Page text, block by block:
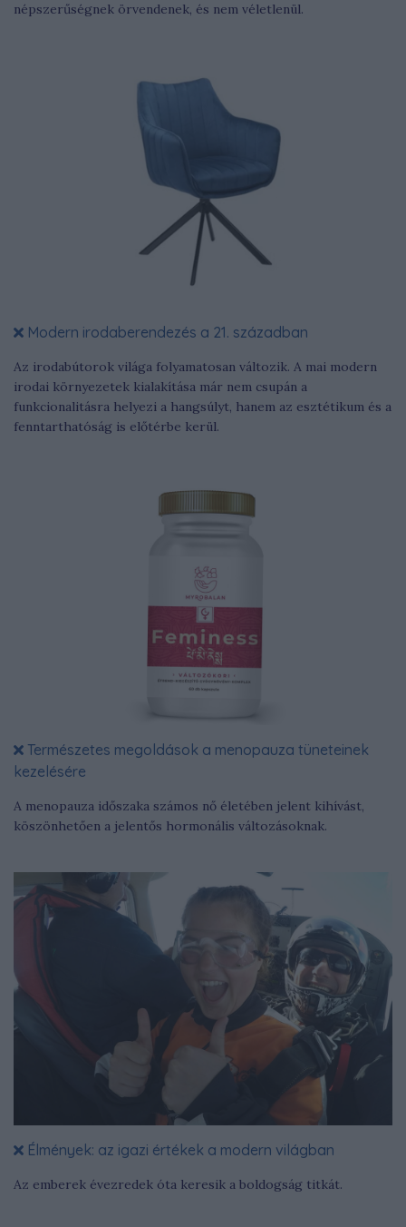
népszerűségnek örvendenek, és nem véletlenül.
Modern irodaberendezés a 21. században
Az irodabútorok világa folyamatosan változik. A mai modern
irodai környezetek kialakítása már nem csupán a
funkcionalitásra helyezi a hangsúlyt, hanem az esztétikum és a
fenntarthatóság is előtérbe kerül.
Természetes megoldások a menopauza tüneteinek
kezelésére
A menopauza időszaka számos nő életében jelent kihívást,
köszönhetően a jelentős hormonális változásoknak.
Élmények: az igazi értékek a modern világban
Az emberek évezredek óta keresik a boldogság titkát.